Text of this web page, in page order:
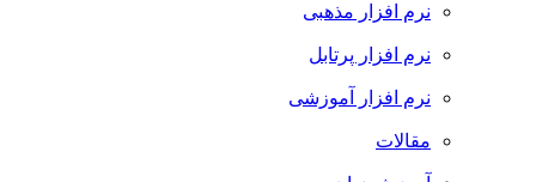
نرم افزار مذهبی
نرم افزار پرتابل
نرم افزار آموزشی
مقالات